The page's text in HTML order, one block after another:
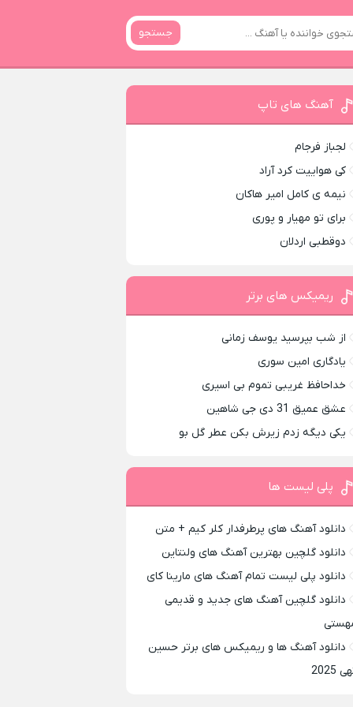
جستجو
آهنگ های تاپ
لجباز فرجام
کی هواییت کرد آراد
نیمه ی کامل امیر هاکان
برای تو مهیار و پوری
دوقطبی اردلان
ریمیکس های برتر
از شب بپرسید یوسف زمانی
یادگاری امین سوری
خداحافظ غریبی تموم بی اسیری
عشق عمیق 31 دی جی شاهین
یکی دیگه زدم زیرش بکن عطر گل بو
پلی لیست ها
دانلود آهنگ های پرطرفدار کلر کیم + متن
دانلود گلچین بهترین آهنگ های ولنتاین
دانلود پلی لیست تمام آهنگ های مارینا کای
دانلود گلچین آهنگ های جدید و قدیمی
دانلود آهنگ ها و ریمیکس های برتر حسین
2025